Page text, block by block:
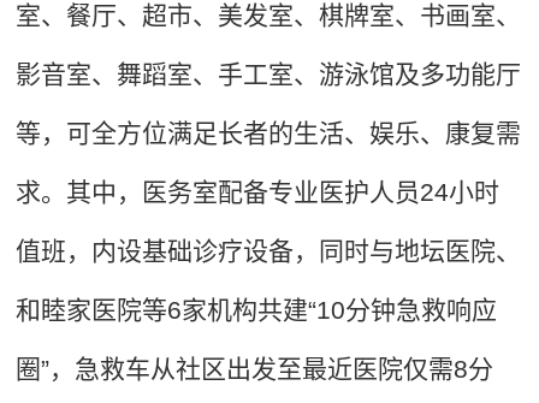
室、餐厅、超市、美发室、棋牌室、书画室、
影音室、舞蹈室、手工室、游泳馆及多功能厅
等，可全方位满足长者的生活、娱乐、康复需
求。其中，医务室配备专业医护人员24小时
值班，内设基础诊疗设备，同时与地坛医院、
和睦家医院等6家机构共建“10分钟急救响应
圈”，急救车从社区出发至最近医院仅需8分